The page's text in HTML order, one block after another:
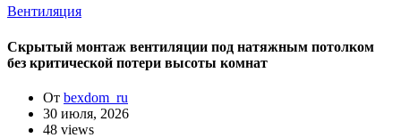
Вентиляция
Скрытый монтаж вентиляции под натяжным потолком
без критической потери высоты комнат
От bexdom_ru
30 июля, 2026
48 views